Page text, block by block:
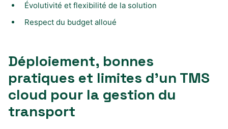
Évolutivité et flexibilité de la solution
Respect du budget alloué
Déploiement, bonnes
pratiques et limites d’un TMS
cloud pour la gestion du
transport